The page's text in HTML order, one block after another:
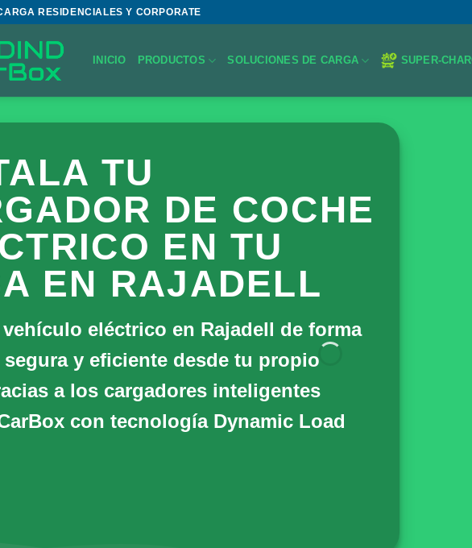
RESIDENCIALES Y CORPORATE
INICIO PRODUCTOS SOLUCIONES DE CARGA SUPER-
TU
DE COCHE
EN TU
EN RAJADELL
eléctrico en Rajadell de forma
segura y eficiente desde tu propio
a los cargadores inteligentes
con tecnología Dynamic Load